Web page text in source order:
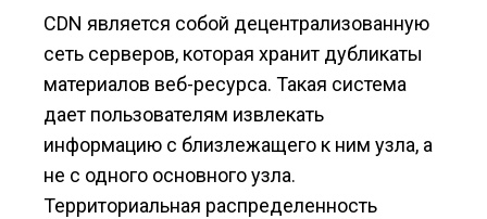
CDN является собой децентрализованную
сеть серверов, которая хранит дубликаты
материалов веб-ресурса. Такая система
дает пользователям извлекать
информацию с близлежащего к ним узла, а
не с одного основного узла.
Территориальная распределенность